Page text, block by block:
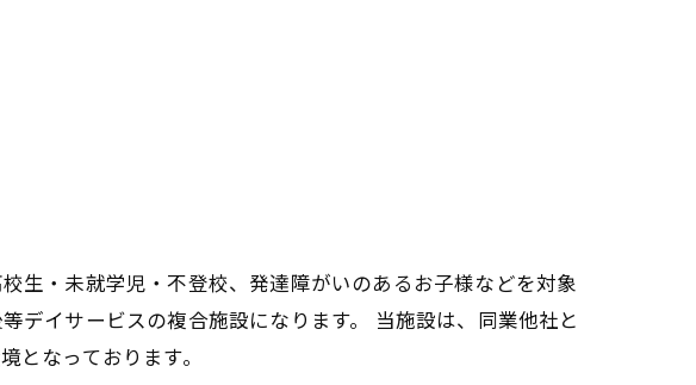
生・未就学児・不登校、発達障がいのあるお子様などを対象
デイサービスの複合施設になります。 当施設は、同業他社と
なっております。